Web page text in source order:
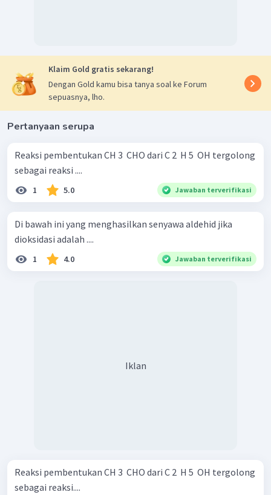
Klaim Gold gratis sekarang!
Dengan Gold kamu bisa tanya soal ke Forum
sepuasnya, lho.
Pertanyaan serupa
Reaksi pembentukan CH 3 ​ CHO dari C 2 ​ H 5 ​ OH tergolong
sebagai reaksi ....
1 5.0 Jawaban terverifikasi
Di bawah ini yang menghasilkan senyawa aldehid jika
dioksidasi adalah ....
1 4.0 Jawaban terverifikasi
Iklan
Reaksi pembentukan CH 3 ​ CHO dari C 2 ​ H 5 ​ OH tergolong
sebagai reaksi....